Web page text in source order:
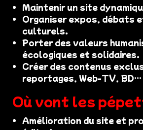
Maintenir un site
Organiser expos, débats
culturels.
Porter des valeurs
écologiques et solidaires.
Créer des contenus
reportages, Web-TV, BD…
Où vont les
Amélioration du site et